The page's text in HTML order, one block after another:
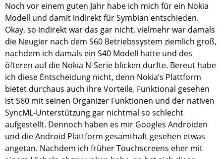
Noch vor einem guten Jahr habe ich mich für ein Nokia
Modell und damit indirekt für Symbian entschieden.
Okay, so indirekt war das gar nicht, vielmehr war damals
die Neugier nach dem S60 Betriebssystem ziemlich groß,
nachdem ich damals ein S40 Modell hatte und des
öfteren auf die Nokia N-Serie blicken durfte. Bereut habe
ich diese Entscheidung nicht, denn Nokia’s Plattform
bietet durchaus auch ihre Vorteile. Funktional gesehen
ist S60 mit seinen Organizer Funktionen und der nativen
SyncML-Unterstützung gar nichtmal so schlecht
aufgestellt. Dennoch haben es mir Googles Androiden
und die Android Plattform gesamthaft gesehen etwas
angetan. Nachdem ich früher Touchscreens eher mit